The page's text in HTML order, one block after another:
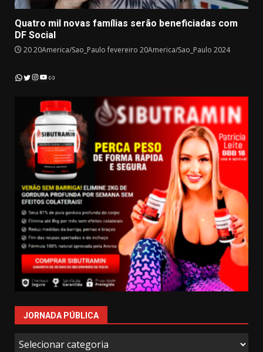
Quatro mil novas famílias serão beneficiadas com
DF Social
20 20America/Sao_Paulo fevereiro 20America/Sao_Paulo 2024
WhatsApp
Twitter
Instagram
YouTube
Link
JORNADA PÚBLICA
Jornada